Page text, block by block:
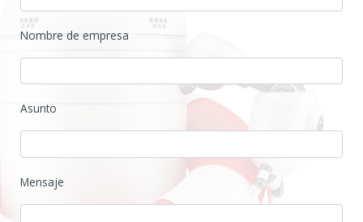
Nombre de empresa
Asunto
Mensaje